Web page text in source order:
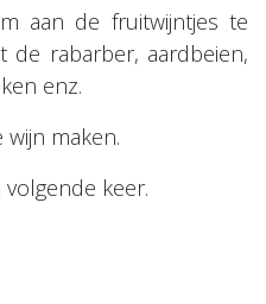
aan de fruitwijntjes te
de rabarber, aardbeien,
enz.
wijn maken.
keer.